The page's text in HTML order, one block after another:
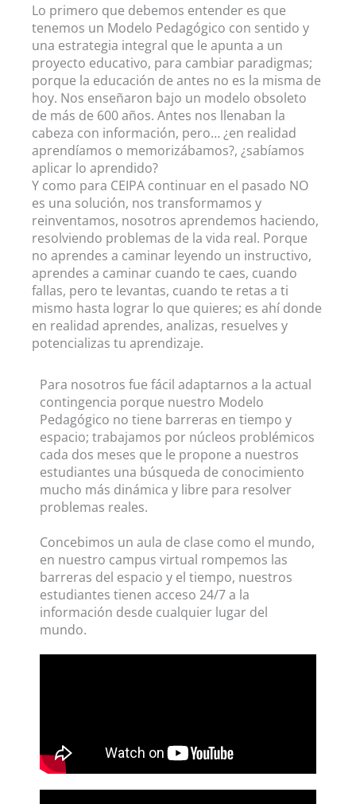
Lo primero que debemos entender es que
tenemos un Modelo Pedagógico con sentido y
una estrategia integral que le apunta a un
proyecto educativo, para cambiar paradigmas;
porque la educación de antes no es la misma de
hoy. Nos enseñaron bajo un modelo obsoleto
de más de 600 años. Antes nos llenaban la
cabeza con información, pero… ¿en realidad
aprendíamos o memorizábamos?, ¿sabíamos
aplicar lo aprendido?
Y como para CEIPA continuar en el pasado NO
es una solución, nos transformamos y
reinventamos, nosotros aprendemos haciendo,
resolviendo problemas de la vida real. Porque
no aprendes a caminar leyendo un instructivo,
aprendes a caminar cuando te caes, cuando
fallas, pero te levantas, cuando te retas a ti
mismo hasta lograr lo que quieres; es ahí donde
en realidad aprendes, analizas, resuelves y
potencializas tu aprendizaje.
Para nosotros fue fácil adaptarnos a la actual
contingencia porque nuestro Modelo
Pedagógico no tiene barreras en tiempo y
espacio; trabajamos por núcleos problémicos
cada dos meses que le propone a nuestros
estudiantes una búsqueda de conocimiento
mucho más dinámica y libre para resolver
problemas reales.
Concebimos un aula de clase como el mundo,
en nuestro campus virtual rompemos las
barreras del espacio y el tiempo, nuestros
estudiantes tienen acceso 24/7 a la
información desde cualquier lugar del
mundo.